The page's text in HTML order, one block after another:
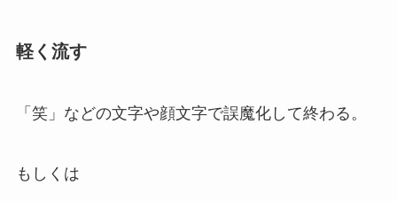
軽く流す
「笑」などの文字や顔文字で誤魔化して終わる。
もしくは